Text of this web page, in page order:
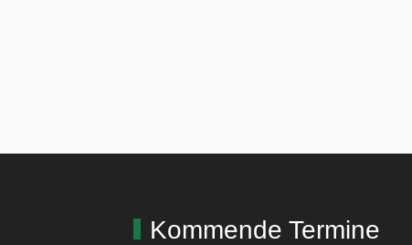
Kommende Termine